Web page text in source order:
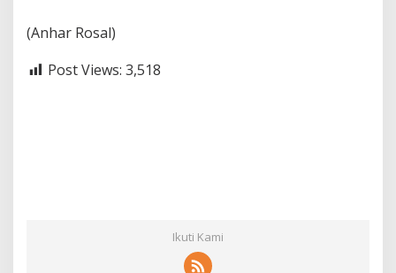
(Anhar Rosal)
Post Views: 3,518
Ikuti Kami